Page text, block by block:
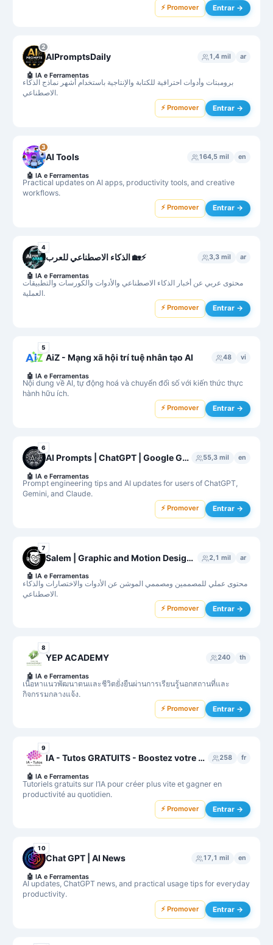
⚡ Promover Entrar →
2
AIPromptsDaily 1,4 mil ar
برومبتات وأدوات احترافية للكتابة والإنتاجية باستخدام أشهر نماذج الذكاء
الاصطناعي.
🤖 IA e Ferramentas
⚡ Promover Entrar →
3
AI Tools 164,5 mil en
Practical updates on AI apps, productivity tools, and creative
workflows.
🤖 IA e Ferramentas
⚡ Promover Entrar →
4
الذكاء الاصطناعي للعرب 🏡⚡️ 3,3 mil ar
محتوى عربي عن أخبار الذكاء الاصطناعي والأدوات والكورسات والتطبيقات
العملية.
🤖 IA e Ferramentas
⚡ Promover Entrar →
5
AiZ - Mạng xã hội trí tuệ nhân tạo AI 48 vi
Nội dung về AI, tự động hoá và chuyển đổi số với kiến thức thực
hành hữu ích.
🤖 IA e Ferramentas
⚡ Promover Entrar →
6
AI Prompts | ChatGPT | Google Gemini | Claude 55,3 mil en
Prompt engineering tips and AI updates for users of ChatGPT,
Gemini, and Claude.
🤖 IA e Ferramentas
⚡ Promover Entrar →
7
Salem | Graphic and Motion Designer | Ai Explorer 2,1 mil ar
محتوى عملي للمصممين ومصممي الموشن عن الأدوات والاختصارات والذكاء
الاصطناعي.
🤖 IA e Ferramentas
⚡ Promover Entrar →
8
YEP ACADEMY 240 th
เนื้อหาแนวพัฒนาตนและชีวิตยั่งยืนผ่านการเรียนรู้นอกสถานที่และ
กิจกรรมกลางแจ้ง.
🤖 IA e Ferramentas
⚡ Promover Entrar →
9
IA - Tutos GRATUITS - Boostez votre créativité grâce à l'IA (Intelligence Artificielle) 🤖📈 258 fr
Tutoriels gratuits sur l’IA pour créer plus vite et gagner en
productivité au quotidien.
🤖 IA e Ferramentas
⚡ Promover Entrar →
10
Chat GPT | AI News 17,1 mil en
AI updates, ChatGPT news, and practical usage tips for everyday
productivity.
🤖 IA e Ferramentas
⚡ Promover Entrar →